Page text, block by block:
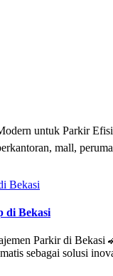
untuk Parkir
mall,
di Bekasi
Parkir di Bekasi
sebagai solusi